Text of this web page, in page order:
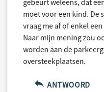
moet voor een kind. De
vraag me af of enkel
Naar mijn mening zou
worden aan de
oversteekplaatsen.
ANTWOORD